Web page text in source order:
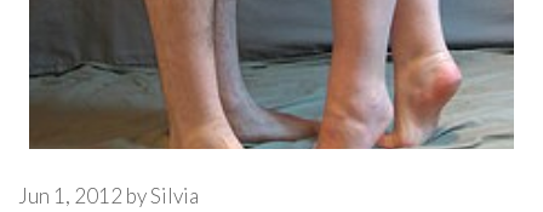
Jun 1, 2012 bySilvia